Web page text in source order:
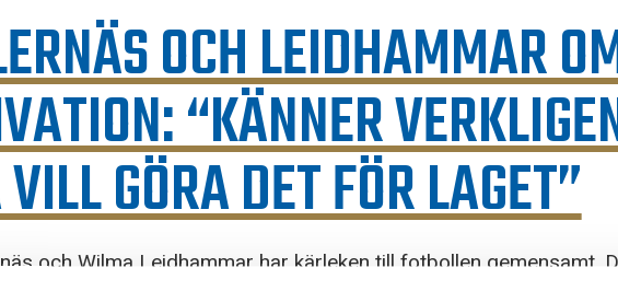
OCH LEIDHAMMAR
“KÄNNER
GÖRA DET FÖR LAGET”
och Wilma Leidhammar har kärleken till fotbollen gemensamt.